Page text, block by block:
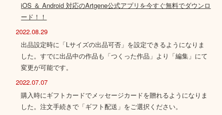
iOS ＆ Android 対応のArtgene公式アプリを今すぐ無料でダウンロ
ード！！
2022.08.29
出品設定時に「Lサイズの出品可否」を設定できるようになりま
した。すでに出品中の作品も「つくった作品」より「編集」にて
変更が可能です。
2022.07.07
購入時にギフトカードでメッセージカードを贈れるようになりま
した。注文手続きで「ギフト配送」をご選択ください。